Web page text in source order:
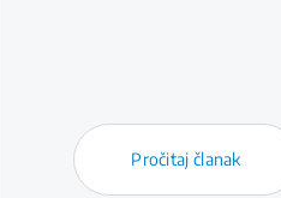
Pročitaj članak